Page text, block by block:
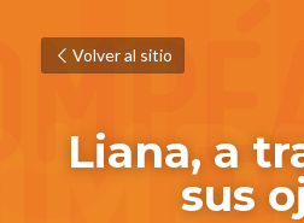
Volver al sitio
Liana, a
sus